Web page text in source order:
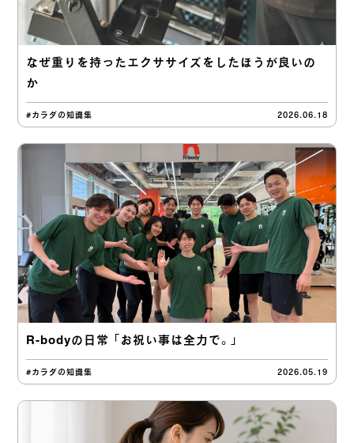
なぜ重りを持ったエクササイズをしたほうが良いの
か
#カラダの知識集 2026.06.18
R-bodyの日常 「お祝い事は全力で。」
#カラダの知識集 2026.05.19